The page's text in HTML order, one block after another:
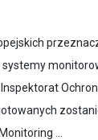
Inspektorat
...